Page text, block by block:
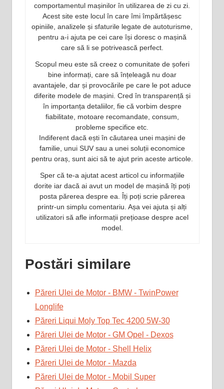
comportamentul mașinilor în utilizarea de zi cu zi.
Acest site este locul în care îmi împărtășesc
opiniile, analizele și sfaturile legate de autoturisme,
pentru a-i ajuta pe cei care își doresc o mașină
care să li se potrivească perfect.
Scopul meu este să creez o comunitate de șoferi
bine informați, care să înțeleagă nu doar
avantajele, dar și provocările pe care le pot aduce
diferite modele de mașini. Cred în transparență și
în importanța detaliilor, fie că vorbim despre
fiabilitate, motoare recomandate, consum,
probleme specifice etc.
Indiferent dacă ești în căutarea unei mașini de
familie, unui SUV sau a unei soluții economice
pentru oraș, sunt aici să te ajut prin aceste articole.
Sper că te-a ajutat acest articol cu informațiile
dorite iar dacă ai avut un model de mașină îți poți
posta părerea despre ea. Îți poți scrie părerea
printr-un simplu comentariu. Așa vei ajuta și alți
utilizatori să afle informații prețioase despre acel
model.
Postări similare
Păreri Ulei de Motor - BMW - TwinPower
Longlife
Păreri Liqui Moly Top Tec 4200 5W-30
Păreri Ulei de Motor - GM Opel - Dexos
Păreri Ulei de Motor - Shell Helix
Păreri Ulei de Motor - Mazda
Păreri Ulei de Motor - Mobil Super